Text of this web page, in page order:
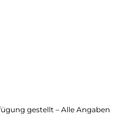
gestellt – Alle Angaben